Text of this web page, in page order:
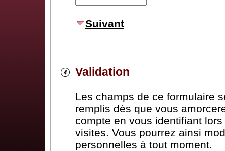
Suivant
Validation
Les champs de ce formulaire
remplis dès que vous
compte en vous identifiant
visites. Vous pourrez ainsi
personnelles à tout moment.